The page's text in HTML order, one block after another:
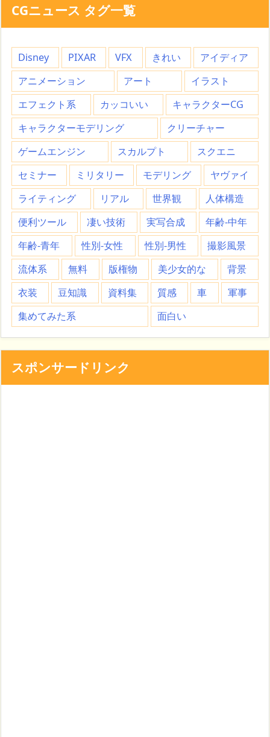
CGニュース タグ一覧
Disney PIXAR VFX きれい
アイディア
アニメーション
アート
イラスト
エフェクト系
カッコいい
キャラクターCG
キャラクターモデリング
クリーチャー
ゲームエンジン
スカルプト
スクエニ
セミナー
ミリタリー モデリング
ヤヴァイ
ライティング
リアル 世界観
人体構造
便利ツール
凄い技術 実写合成
年齢-中年
年齢-青年
性別-女性 性別-男性
撮影風景
流体系
無料 版権物 美少女的な
背景
衣装
豆知識 資料集 質感 車
軍事
集めてみた系
面白い
スポンサードリンク